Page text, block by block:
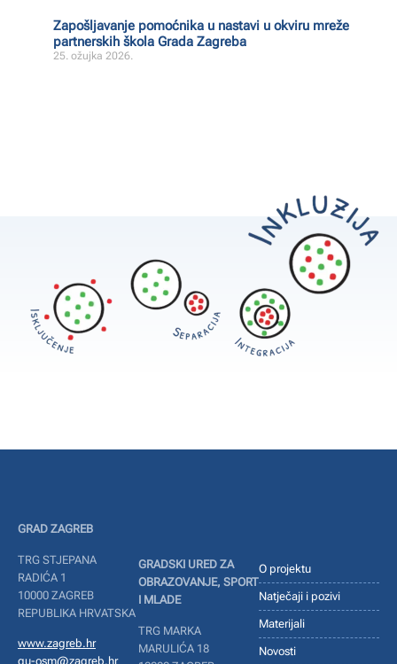
Zapošljavanje pomoćnika u nastavi u okviru mreže
partnerskih škola Grada Zagreba
25. ožujka 2026.
GRAD ZAGREB
TRG STJEPANA
RADIĆA 1
10000 ZAGREB
REPUBLIKA HRVATSKA
www.zagreb.hr
gu-osm@zagreb.hr
GRADSKI URED ZA
OBRAZOVANJE, SPORT
I MLADE
TRG MARKA
MARULIĆA 18
O projektu
Natječaji i pozivi
Materijali
Novosti